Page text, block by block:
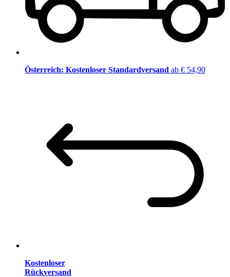
Österreich: Kostenloser Standardversand ab € 54,90
Kostenloser
Rückversand